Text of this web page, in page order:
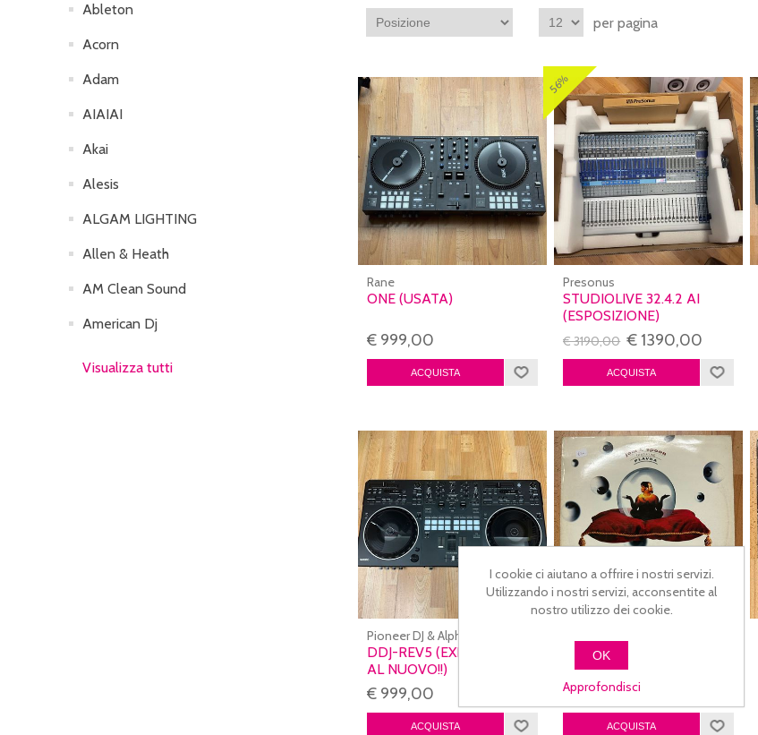
per pagina
Rane
ONE (USATA)
€ 999,00
56%
Presonus
STUDIOLIVE 32.4.2 AI
(ESPOSIZIONE)
€ 3190,00 € 1390,00
Pioneer DJ & AlphaTheta
DDJ-REV5 (EXPO - PARI
AL NUOVO!!)
€ 999,00
JAM & SPOON FEATURING
PLAKA - FIND ME
(USATO)
€ 5,00
Ableton
Acorn
Adam
AIAIAI
Akai
Alesis
ALGAM LIGHTING
Allen & Heath
AM Clean Sound
American Dj
Visualizza tutti
I cookie ci aiutano a offrire i nostri servizi.
Utilizzando i nostri servizi, acconsentite al
nostro utilizzo dei cookie.
OK
Approfondisci